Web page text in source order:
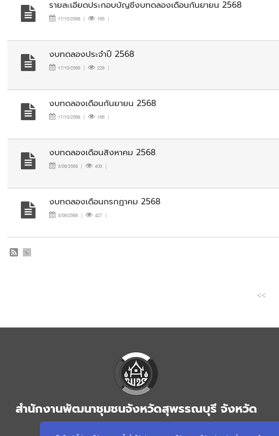
รายละเอียดประกอบบัญชีงบทดลองเดือนกันยายน 2568
17/10/2568 | 165 |
งบทดลองประจำปี 2568
17/10/2568 | 228 |
งบทดลองเดือนกันยายน 2568
17/10/2568 | 166 |
งบทดลองเดือนสิงหาคม 2568
3/09/2568 | 403 |
งบทดลองเดือนกรกฏาคม 2568
3/09/2568 | 427 |
<<
สำนักงานพัฒนาชุมชนจังหวัดสุพรรณบุรี จังหวัด
สุพรรณบุรี